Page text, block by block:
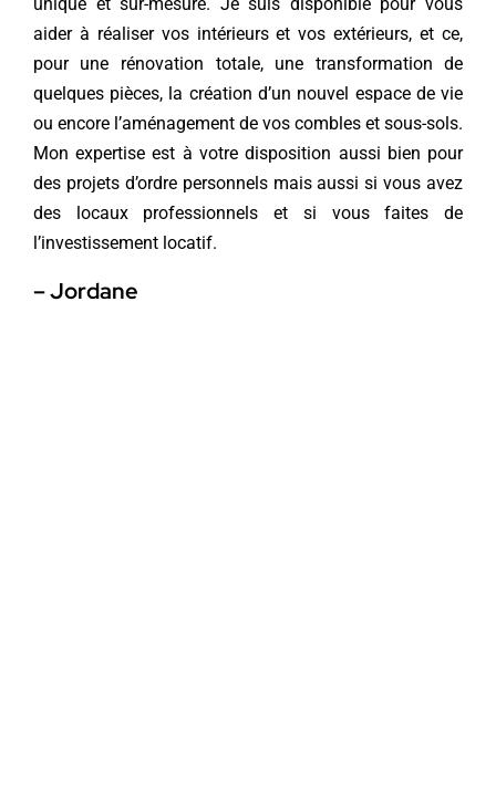
aider à réaliser vos intérieurs et vos extérieurs, et ce,
pour une rénovation totale, une transformation de
quelques pièces, la création d’un nouvel espace de vie
ou encore l’aménagement de vos combles et sous-sols.
Mon expertise est à votre disposition aussi bien pour
des projets d’ordre personnels mais aussi si vous avez
des locaux professionnels et si vous faites de
l’investissement locatif.
– Jordane